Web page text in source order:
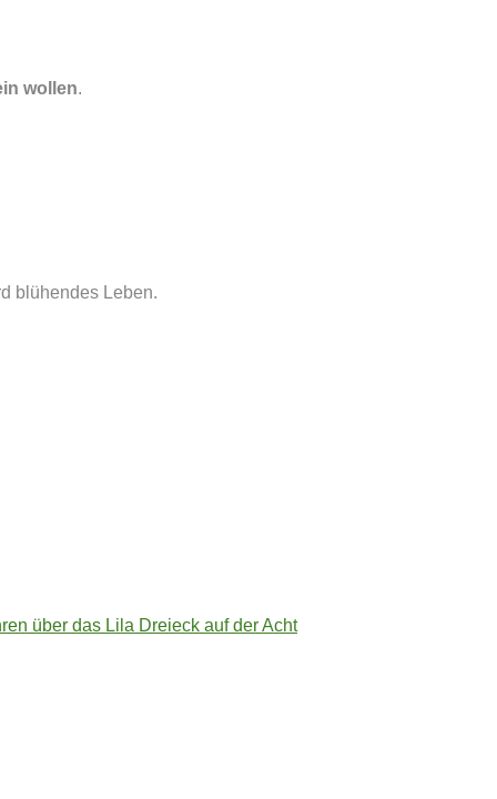
wollen.
blühendes Leben.
über das Lila Dreieck auf der Acht